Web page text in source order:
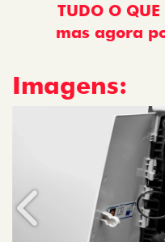
TUDO O QUE
mas agora
Imagens:
Anterior